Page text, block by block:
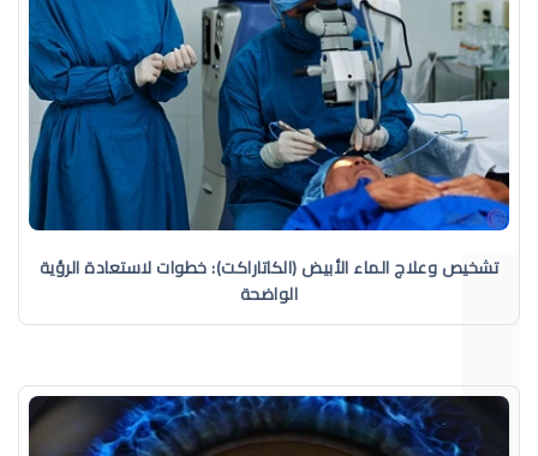
تشخيص وعلاج الماء الأبيض (الكاتاراكت): خطوات لاستعادة الرؤية
الواضحة